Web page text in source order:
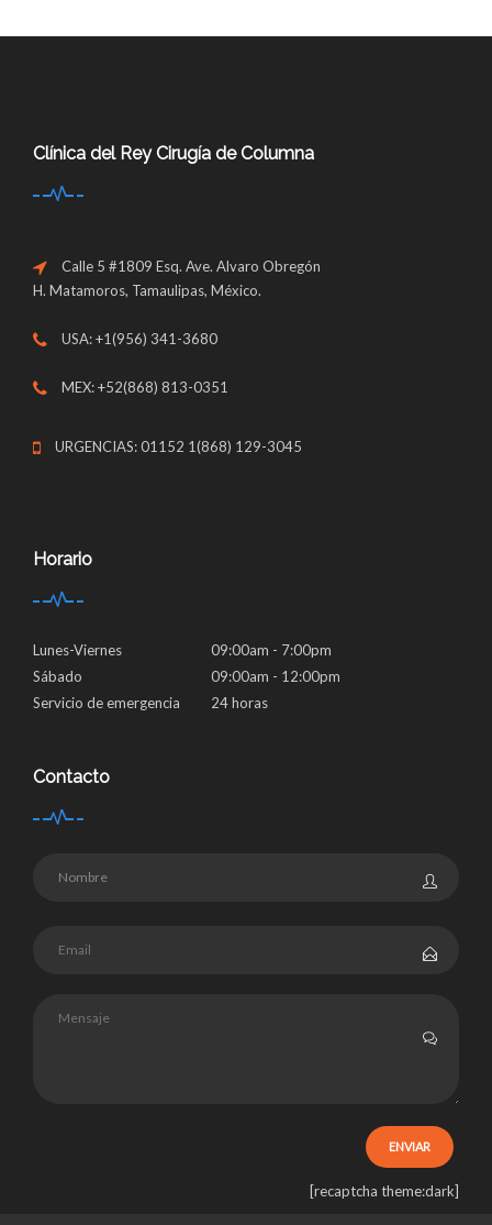
Clínica del Rey Cirugía de Columna
Calle 5 #1809 Esq. Ave. Alvaro Obregón
H. Matamoros, Tamaulipas, México.
USA: +1(956) 341-3680
MEX: +52(868) 813-0351
URGENCIAS: 01152 1(868) 129-3045
Horario
Lunes-Viernes
09:00am - 7:00pm
Sábado
09:00am - 12:00pm
Servicio de emergencia
24 horas
Contacto
[recaptcha theme:dark]